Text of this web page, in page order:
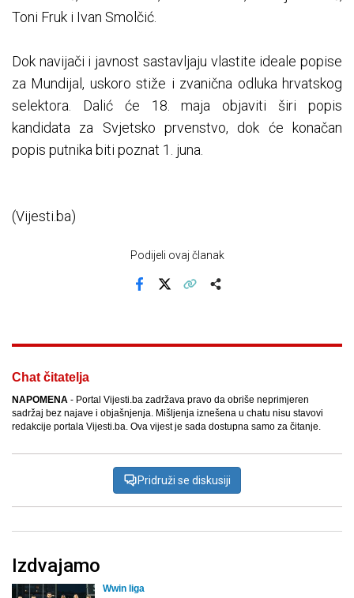
Toni Fruk i Ivan Smolčić.
Dok navijači i javnost sastavljaju vlastite ideale popise
za Mundijal, uskoro stiže i zvanična odluka hrvatskog
selektora. Dalić će 18. maja objaviti širi popis
kandidata za Svjetsko prvenstvo, dok će konačan
popis putnika biti poznat 1. juna.
(Vijesti.ba)
Podijeli ovaj članak
Facebook
Chat čitatelja
NAPOMENA - Portal Vijesti.ba zadržava pravo da obriše neprimjeren
sadržaj bez najave i objašnjenja. Mišljenja iznešena u chatu nisu stavovi
redakcije portala Vijesti.ba. Ova vijest je sada dostupna samo za čitanje.
Pridruži se diskusiji
Izdvajamo
Wwin liga